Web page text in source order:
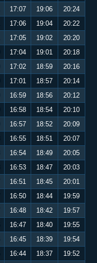
17:07 19:06
20:24
17:06 19:04
20:22
17:05 19:02
20:20
17:04 19:01
20:18
17:02 18:59
20:16
17:01 18:57
20:14
16:59 18:56
20:12
16:58 18:54
20:10
16:57 18:52
20:09
16:55 18:51
20:07
16:54 18:49
20:05
16:53 18:47
20:03
16:51 18:45
20:01
16:50 18:44
19:59
16:48 18:42
19:57
16:47 18:40
19:55
16:45 18:39
19:54
16:44 18:37
19:52